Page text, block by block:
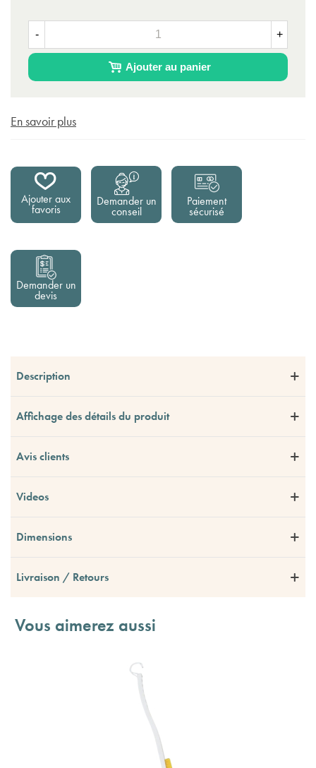
- +
Ajouter au panier
En savoir plus
Ajouter aux
favoris
Demander un
conseil
Paiement
sécurisé
Demander un
devis
Description
Affichage des détails du produit
Avis clients
Videos
Dimensions
Livraison / Retours
Vous aimerez aussi